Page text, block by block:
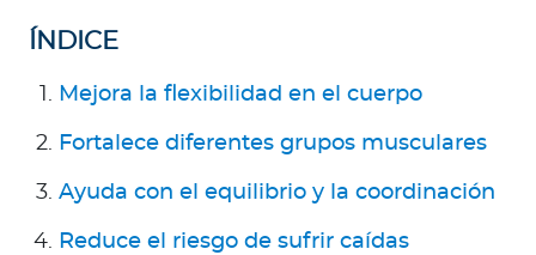
Para Clientes
Contáctanos
ÍNDICE
Mejora la flexibilidad en el cuerpo
Fortalece diferentes grupos musculares
Ayuda con el equilibrio y la coordinación
Reduce el riesgo de sufrir caídas